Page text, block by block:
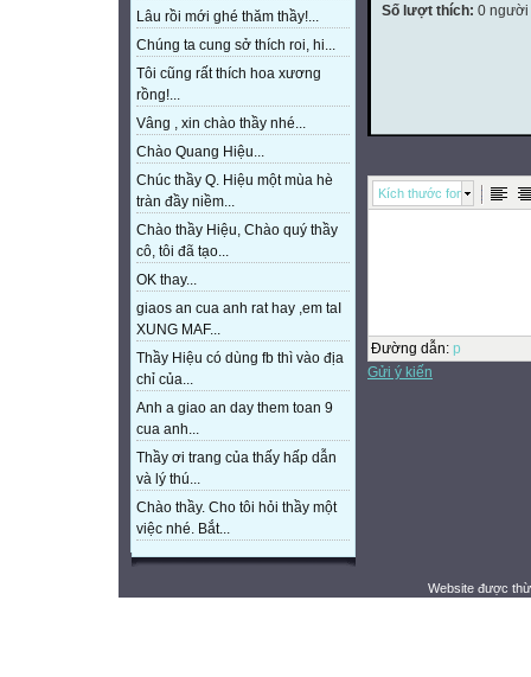
Lâu rồi mới ghé thăm thầy!...
Chúng ta cung sở thích roi, hi...
Tôi cũng rất thích hoa xương
rồng!...
Vâng , xin chào thầy nhé...
Chào Quang Hiệu...
Chúc thầy Q. Hiệu một mùa hè
tràn đầy niềm...
Chào thầy Hiệu, Chào quý thầy
cô, tôi đã tạo...
OK thay...
giaos an cua anh rat hay ,em taI
XUNG MAF...
Thầy Hiệu có dùng fb thì vào địa
chỉ của...
Anh a giao an day them toan 9
cua anh...
Thầy ơi trang của thấy hấp dẫn
và lý thú...
Chào thầy. Cho tôi hỏi thầy một
việc nhé. Bắt...
Số lượt thích: 0 người
Kích thước font
Đường dẫn: p
Gửi ý kiến
Website được